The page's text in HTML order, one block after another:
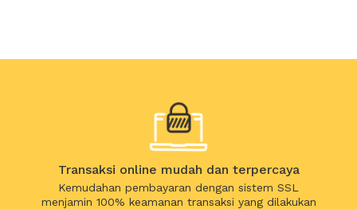
Transaksi online mudah dan terpercaya
Kemudahan pembayaran dengan sistem SSL
menjamin 100% keamanan transaksi yang dilakukan